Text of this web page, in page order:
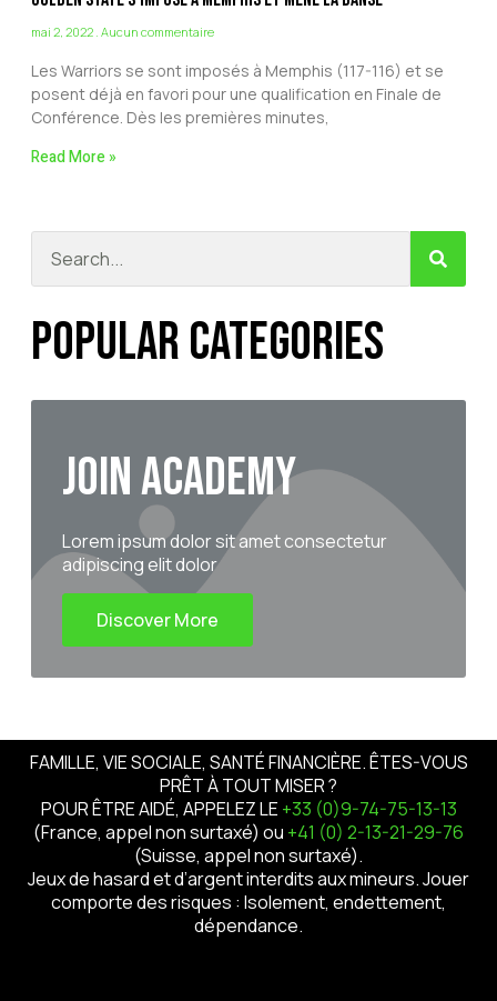
mai 2, 2022 Aucun commentaire
Les Warriors se sont imposés à Memphis (117-116) et se
posent déjà en favori pour une qualification en Finale de
Conférence. Dès les premières minutes,
Read More »
Popular Categories
Join Academy
Lorem ipsum dolor sit amet consectetur
adipiscing elit dolor
Discover More
FAMILLE, VIE SOCIALE, SANTÉ FINANCIÈRE. ÊTES-VOUS
PRÊT À TOUT MISER ?
POUR ÊTRE AIDÉ, APPELEZ LE +33 (0)9-74-75-13-13
(France, appel non surtaxé) ou +41 (0) 2-13-21-29-76
(Suisse, appel non surtaxé).
Jeux de hasard et d’argent interdits aux mineurs. Jouer
comporte des risques : Isolement, endettement,
dépendance.